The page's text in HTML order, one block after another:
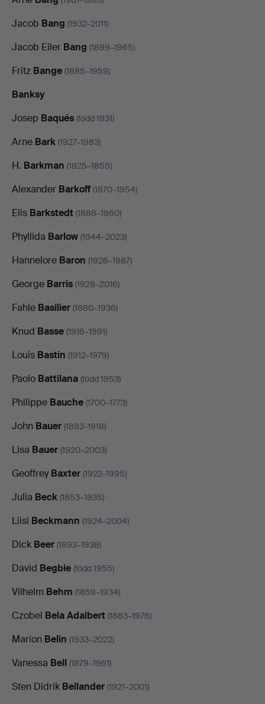
Jacob Bang (1932–2011)
Jacob Eiler Bang (1899–1965)
Fritz Bange (1885–1959)
Banksy
Josep Baqués (född 1931)
Arne Bark (1927–1983)
H. Barkman (1825–1855)
Alexander Barkoff (1870–1954)
Elis Barkstedt (1888–1960)
Phyllida Barlow (1944–2023)
Hannelore Baron (1926–1987)
George Barris (1928–2016)
Fahle Basilier (1880–1936)
Knud Basse (1916–1991)
Louis Bastin (1912–1979)
Paolo Battilana (född 1953)
Philippe Bauche (1700–1773)
John Bauer (1882–1918)
Lisa Bauer (1920–2003)
GeoffreyBaxter (1922–1995)
Julia Beck (1853–1935)
Liisi Beckmann (1924–2004)
Dick Beer (1893–1938)
David Begbie (född 1955)
Vilhelm Behm (1859–1934)
Czobel Bela Adalbert (1883–1976)
Marion Belin (1933–2022)
Vanessa Bell (1879–1961)
Sten Didrik Bellander (1921–2001)